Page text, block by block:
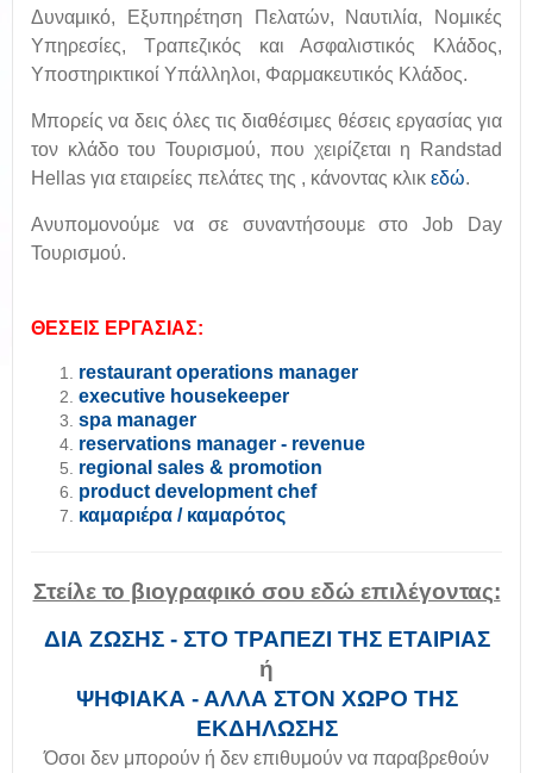
Δυναμικό, Εξυπηρέτηση Πελατών, Ναυτιλία, Νομικές
Υπηρεσίες, Τραπεζικός και Ασφαλιστικός Κλάδος,
Υποστηρικτικοί Υπάλληλοι, Φαρμακευτικός Κλάδος.
Μπορείς να δεις όλες τις διαθέσιμες θέσεις εργασίας για
τον κλάδο του Τουρισμού, που χειρίζεται η Randstad
Hellas για εταιρείες πελάτες της , κάνοντας κλικ εδώ.
Ανυπομονούμε να σε συναντήσουμε στο Job Day
Τουρισμού.
ΘΕΣΕΙΣ ΕΡΓΑΣΙΑΣ:
restaurant operations manager
executive housekeeper
spa manager
reservations manager - revenue
regional sales & promotion
product development chef
καμαριέρα / καμαρότος
Στείλε το βιογραφικό σου εδώ επιλέγοντας:
ΔΙΑ ΖΩΣΗΣ - ΣΤΟ ΤΡΑΠΕΖΙ ΤΗΣ ΕΤΑΙΡΙΑΣ
ή
ΨΗΦΙΑΚΑ - ΑΛΛΑ ΣΤΟΝ ΧΩΡΟ ΤΗΣ
ΕΚΔΗΛΩΣΗΣ
Όσοι δεν μπορούν ή δεν επιθυμούν να παραβρεθούν